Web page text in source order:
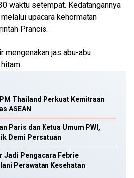
waktu setempat. Kedatangannya
upacara kehormatan
Prancis.
mengenakan jas abu-abu
Thailand Perkuat Kemitraan
ASEAN
Paris dan Ketua Umum PWI,
Demi Persatuan
Jadi Pengacara Febrie
Perawatan Kesehatan